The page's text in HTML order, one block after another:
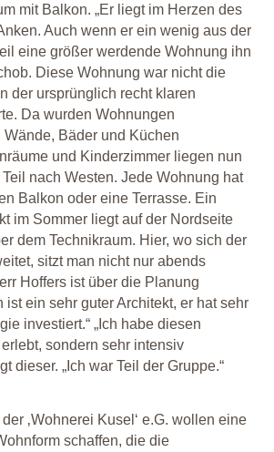
mit Balkon. „Er liegt im Herzen des
Auch wenn er ein wenig aus der
eine größer werdende Wohnung ihn
Diese Wohnung war nicht die
der ursprünglich recht klaren
Da wurden Wohnungen
Bäder und Küchen
und Kinderzimmer liegen nun
nach Westen. Jede Wohnung hat
Balkon oder eine Terrasse. Ein
im Sommer liegt auf der Nordseite
dem Technikraum. Hier, wo sich der
sitzt man nicht nur abends
Hoffers ist über die Planung
ist ein sehr guter Architekt, er hat sehr
investiert.“ „Ich habe diesen
sondern sehr intensiv
dieser. „Ich war Teil der Gruppe.“
‚Wohnerei Kusel‘ e.G. wollen eine
schaffen, die die